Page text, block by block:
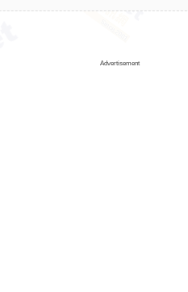
Advertisement